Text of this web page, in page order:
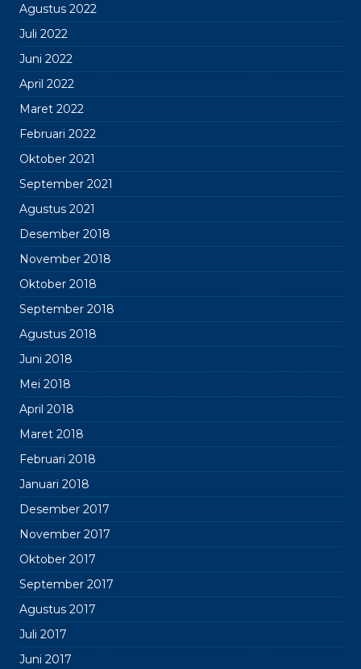
Agustus 2022
Juli 2022
Juni 2022
April 2022
Maret 2022
Februari 2022
Oktober 2021
September 2021
Agustus 2021
Desember 2018
November 2018
Oktober 2018
September 2018
Agustus 2018
Juni 2018
Mei 2018
April 2018
Maret 2018
Februari 2018
Januari 2018
Desember 2017
November 2017
Oktober 2017
September 2017
Agustus 2017
Juli 2017
Juni 2017